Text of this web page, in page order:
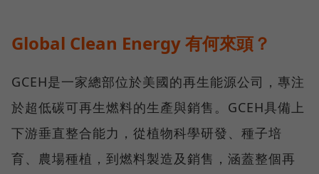
Global Clean Energy 有何來頭？
GCEH是一家總部位於美國的再生能源公司，專注
於超低碳可再生燃料的生產與銷售。GCEH具備上
下游垂直整合能力，從植物科學研發、種子培
育、農場種植，到燃料製造及銷售，涵蓋整個再